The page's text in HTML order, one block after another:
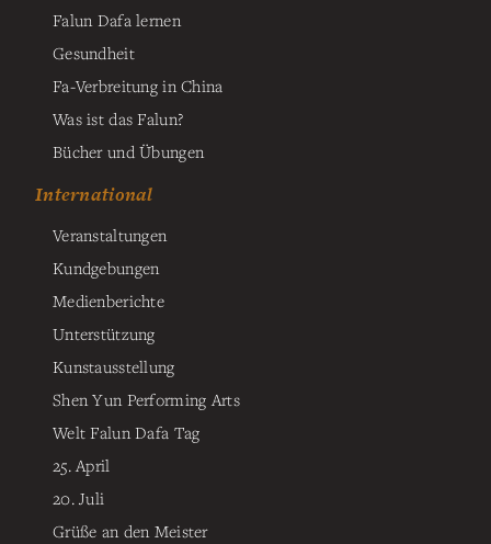
Falun Dafa lernen
Gesundheit
Fa-Verbreitung in China
Was ist das Falun?
Bücher und Übungen
International
Veranstaltungen
Kundgebungen
Medienberichte
Unterstützung
Kunstausstellung
Shen Yun Performing Arts
Welt Falun Dafa Tag
25. April
20. Juli
Grüße an den Meister